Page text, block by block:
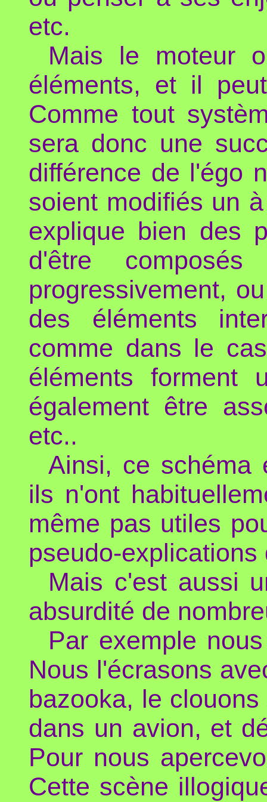
etc.
Mais le moteur
éléments, et il
Comme tout
sera donc une
différence de l'égo
soient modifiés un
explique bien des
d'être
progressivement,
des éléments
comme dans le
éléments forment
également être
etc..
Ainsi, ce schéma
ils n'ont
même pas utiles
pseudo-
Mais c'est aussi
absurdité de
Par exemple
Nous l'écrasons
bazooka, le
dans un avion, et
Pour nous
Cette scène